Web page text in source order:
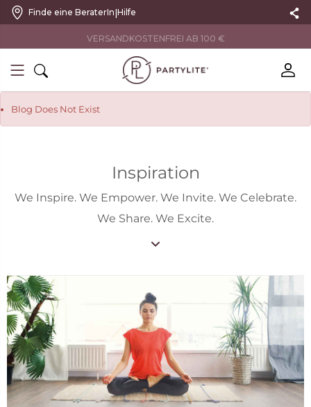
Finde eine BeraterIn|Hilfe
VERSANDKOSTENFREI AB 100 €
Blog Does Not Exist
Inspiration
We Inspire. We Empower. We Invite. We Celebrate.
We Share. We Excite.